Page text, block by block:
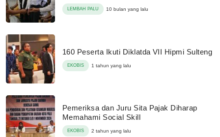
LEMBAH PALU 10 bulan yang lalu
160 Peserta Ikuti Diklatda VII Hipmi Sulteng
EKOBIS 1 tahun yang lalu
Pemeriksa dan Juru Sita Pajak Diharap
Memahami Social Skill
EKOBIS 2 tahun yang lalu